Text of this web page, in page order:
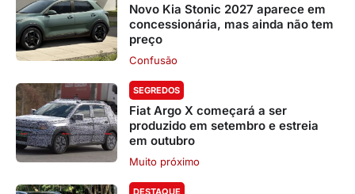
Novo Kia Stonic 2027 aparece em
concessionária, mas ainda não tem
preço
Confusão
SEGREDOS
Fiat Argo X começará a ser
produzido em setembro e estreia
em outubro
Muito próximo
DESTAQUE